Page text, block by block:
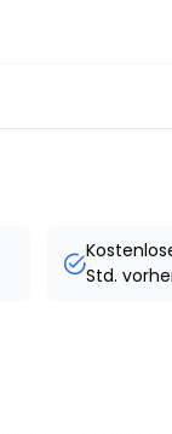
Std.